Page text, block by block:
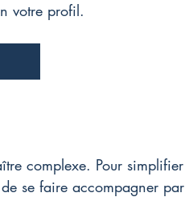
votre profil.
complexe. Pour simplifier
se faire accompagner par